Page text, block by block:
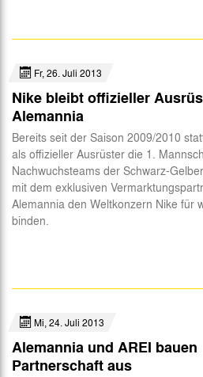
Fr, 26. Juli 2013
Nike bleibt offizieller
Alemannia
Bereits seit der Saison 2009/2010
als offizieller Ausrüster die 1.
Nachwuchsteams der Schwarz-
mit dem exklusiven
Alemannia den Weltkonzern Nike für
binden.
Mi, 24. Juli 2013
Alemannia und AREI bauen
Partnerschaft aus